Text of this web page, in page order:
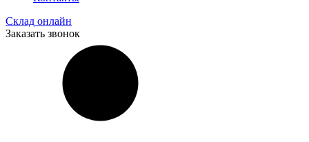
Склад онлайн
Заказать звонок